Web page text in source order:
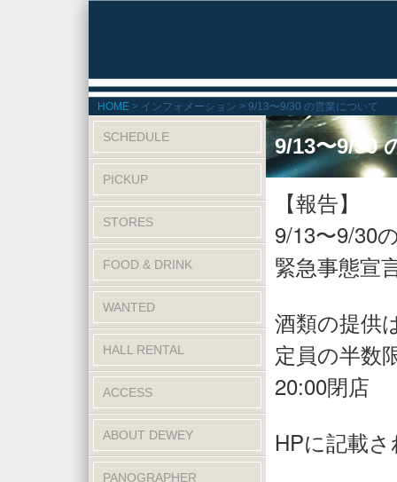
HOME インフォメーション 9/13〜9/30 の営業について
SCHEDULE
PICKUP
STORES
FOOD & DRINK
WANTED
HALL RENTAL
ACCESS
ABOUT DEWEY
PANOGRAPHER
9/13〜9/30
【報告】
9/13〜9/30
緊急事態宣
酒類の提供
定員の半数
20:00閉店
HPに記載